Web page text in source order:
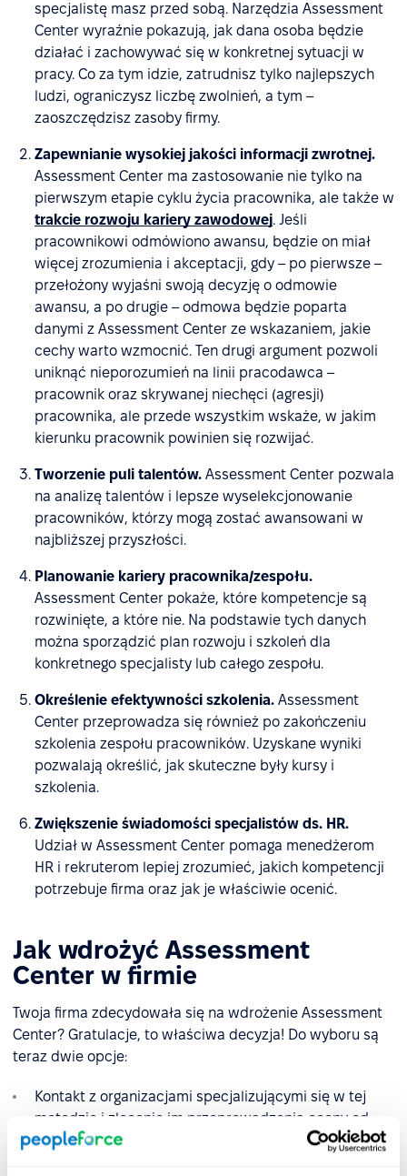
specjalistę masz przed sobą. Narzędzia Assessment
Center wyraźnie pokazują, jak dana osoba będzie
działać i zachowywać się w konkretnej sytuacji w
pracy. Co za tym idzie, zatrudnisz tylko najlepszych
ludzi, ograniczysz liczbę zwolnień, a tym –
zaoszczędzisz zasoby firmy.
Zapewnianie wysokiej jakości informacji zwrotnej.
Assessment Center ma zastosowanie nie tylko na
pierwszym etapie cyklu życia pracownika, ale także w
trakcie rozwoju kariery zawodowej. Jeśli
pracownikowi odmówiono awansu, będzie on miał
więcej zrozumienia i akceptacji, gdy – po pierwsze –
przełożony wyjaśni swoją decyzję o odmowie
awansu, a po drugie – odmowa będzie poparta
danymi z Assessment Center ze wskazaniem, jakie
cechy warto wzmocnić. Ten drugi argument pozwoli
uniknąć nieporozumień na linii pracodawca –
pracownik oraz skrywanej niechęci (agresji)
pracownika, ale przede wszystkim wskaże, w jakim
kierunku pracownik powinien się rozwijać.
Tworzenie puli talentów. Assessment Center pozwala
na analizę talentów i lepsze wyselekcjonowanie
pracowników, którzy mogą zostać awansowani w
najbliższej przyszłości.
Planowanie kariery pracownika/zespołu.
Assessment Center pokaże, które kompetencje są
rozwinięte, a które nie. Na podstawie tych danych
można sporządzić plan rozwoju i szkoleń dla
konkretnego specjalisty lub całego zespołu.
Określenie efektywności szkolenia. Assessment
Center przeprowadza się również po zakończeniu
szkolenia zespołu pracowników. Uzyskane wyniki
pozwalają określić, jak skuteczne były kursy i
szkolenia.
Zwiększenie świadomości specjalistów ds. HR.
Udział w Assessment Center pomaga menedżerom
HR i rekruterom lepiej zrozumieć, jakich kompetencji
potrzebuje firma oraz jak je właściwie ocenić.
Jak wdrożyć Assessment
Center w firmie
Twoja firma zdecydowała się na wdrożenie Assessment
Center? Gratulacje, to właściwa decyzja! Do wyboru są
teraz dwie opcje:
Kontakt z organizacjami specjalizującymi się w tej
metodzie i zlecenie im przeprowadzenia oceny od
początku do końca.